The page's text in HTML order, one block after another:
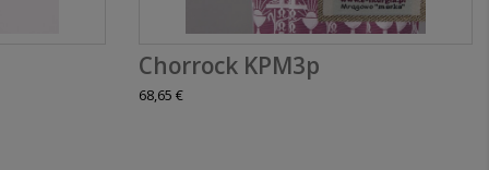
Chorrock KPM3p
68,65 €